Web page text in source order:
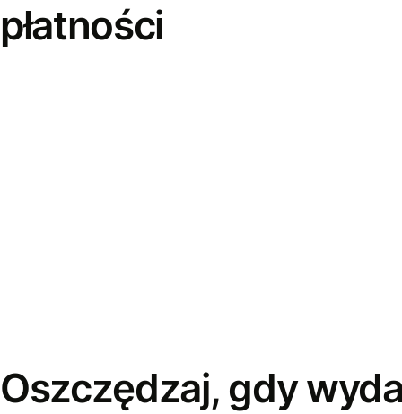
płatności
Oszczędzaj, gdy